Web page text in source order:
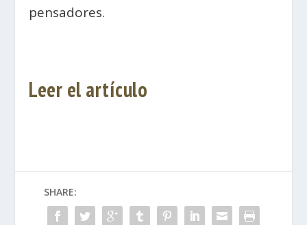
pensadores.
Leer el artículo
SHARE: